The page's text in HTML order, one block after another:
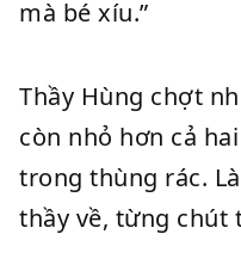
mà bé xíu.”
Thầy Hùng chợt
còn nhỏ hơn cả
trong thùng rác.
thầy về, từng chút